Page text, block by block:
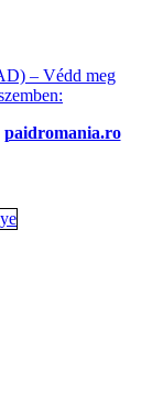
paidromania.ro